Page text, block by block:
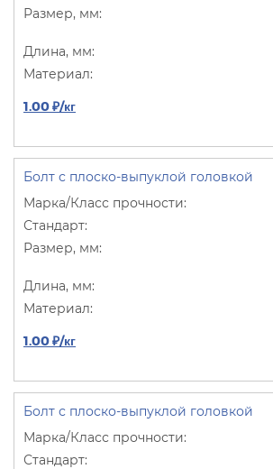
1.00 ₽/кг
Болт с плоско-выпуклой головкой
1.00 ₽/кг
Болт с плоско-выпуклой головкой